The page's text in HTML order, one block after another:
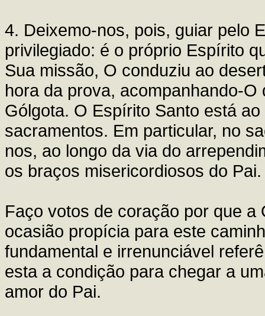
4. Deixemo-nos, pois, guiar pelo
privilegiado: é o próprio Espírito
Sua missão, O conduziu ao
hora da prova, acompanhando-
Gólgota. O Espírito Santo está
sacramentos. Em particular, no
nos, ao longo da via do
os braços misericordiosos do Pai.
Faço votos de coração por que
ocasião propícia para este
fundamental e irrenunciável
esta a condição para chegar a
amor do Pai.